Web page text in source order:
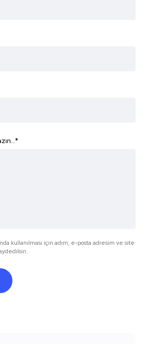
*
kullanılması için adım, e-posta adresim ve site